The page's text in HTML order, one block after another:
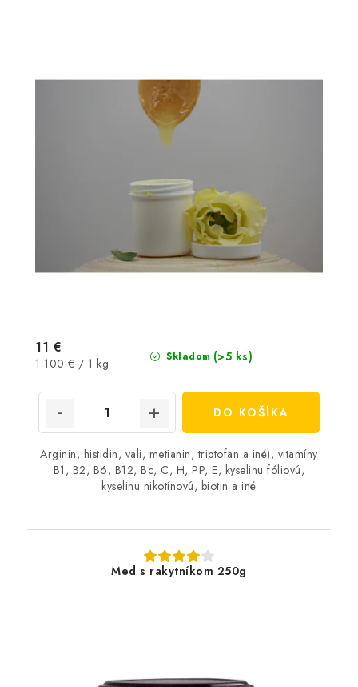
Skladom (>5 ks)
11 €
Jednotková
1 100 € / 1 kg
DO KOŠÍKA
Arginin, histidin, vali, metianin, triptofan a iné), vitamíny
B1, B2, B6, B12, Bc, C, H, PP, E, kyselinu fóliovú,
kyselinu nikotínovú, biotin a iné
Med s rakytníkom 250g